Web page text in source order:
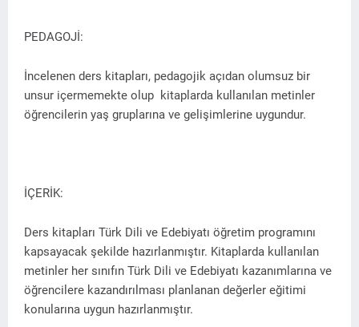
PEDAGOJİ:
İncelenen ders kitapları, pedagojik açıdan olumsuz bir
unsur içermemekte olup kitaplarda kullanılan metinler
öğrencilerin yaş gruplarına ve gelişimlerine uygundur.
İÇERİK:
Ders kitapları Türk Dili ve Edebiyatı öğretim programını
kapsayacak şekilde hazırlanmıştır. Kitaplarda kullanılan
metinler her sınıfın Türk Dili ve Edebiyatı kazanımlarına ve
öğrencilere kazandırılması planlanan değerler eğitimi
konularına uygun hazırlanmıştır.